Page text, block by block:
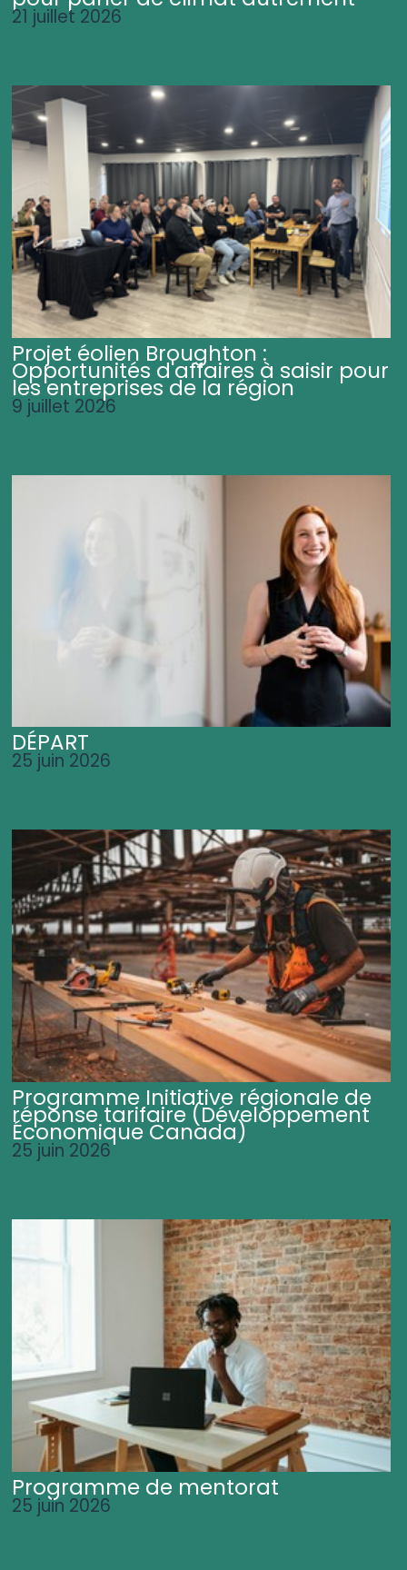
21 juillet 2026
Projet éolien Broughton :
Opportunités d'affaires à saisir pour
les entreprises de la région
9 juillet 2026
DÉPART
25 juin 2026
Programme Initiative régionale de
réponse tarifaire (Développement
Économique Canada)
25 juin 2026
Programme de mentorat
25 juin 2026